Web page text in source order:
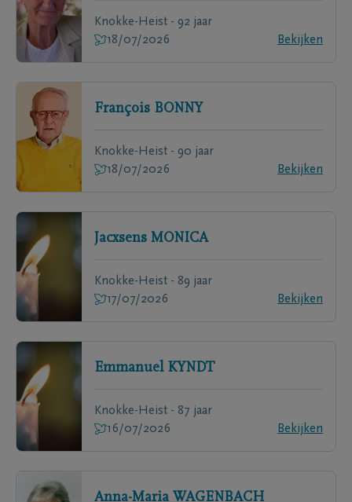
Knokke-Heist - 92 jaar
18/07/2026
Bekijken
François BONNY
Knokke-Heist - 90 jaar
18/07/2026
Bekijken
Jacxsens MONICA
Knokke-Heist - 89 jaar
17/07/2026
Bekijken
Emmanuel KYNDT
Knokke-Heist - 87 jaar
16/07/2026
Bekijken
Anna-Maria WAGENBACH